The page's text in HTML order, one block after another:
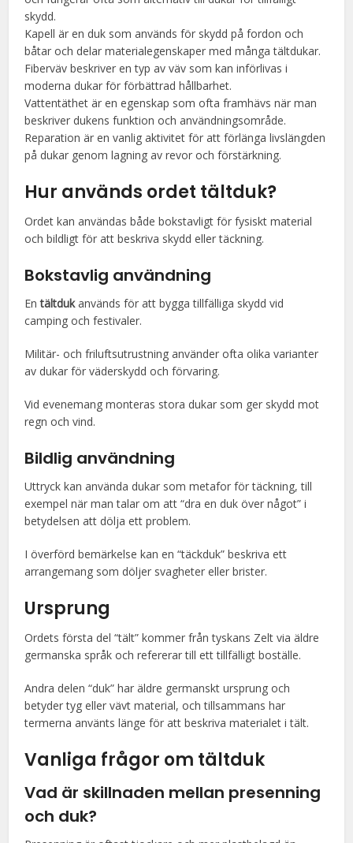
skydd.
Kapell är en duk som används för skydd på fordon och
båtar och delar materialegenskaper med många tältdukar.
Fiberväv beskriver en typ av väv som kan införlivas i
moderna dukar för förbättrad hållbarhet.
Vattentäthet är en egenskap som ofta framhävs när man
beskriver dukens funktion och användningsområde.
Reparation är en vanlig aktivitet för att förlänga livslängden
på dukar genom lagning av revor och förstärkning.
Hur används ordet tältduk?
Ordet kan användas både bokstavligt för fysiskt material
och bildligt för att beskriva skydd eller täckning.
Bokstavlig användning
Entältdukanvänds för att bygga tillfälliga skydd vid
camping och festivaler.
Militär- och friluftsutrustning använder ofta olika varianter
av dukar för väderskydd och förvaring.
Vid evenemang monteras stora dukar som ger skydd mot
regn och vind.
Bildlig användning
Uttryck kan använda dukar som metafor för täckning, till
exempel när man talar om att “dra en duk över något” i
betydelsen att dölja ett problem.
I överförd bemärkelse kan en “täckduk” beskriva ett
arrangemang som döljer svagheter eller brister.
Ursprung
Ordets första del “tält” kommer från tyskans Zelt via äldre
germanska språk och refererar till ett tillfälligt boställe.
Andra delen “duk” har äldre germanskt ursprung och
betyder tyg eller vävt material, och tillsammans har
termerna använts länge för att beskriva materialet i tält.
Vanliga frågor om tältduk
Vad är skillnaden mellan presenning
och duk?